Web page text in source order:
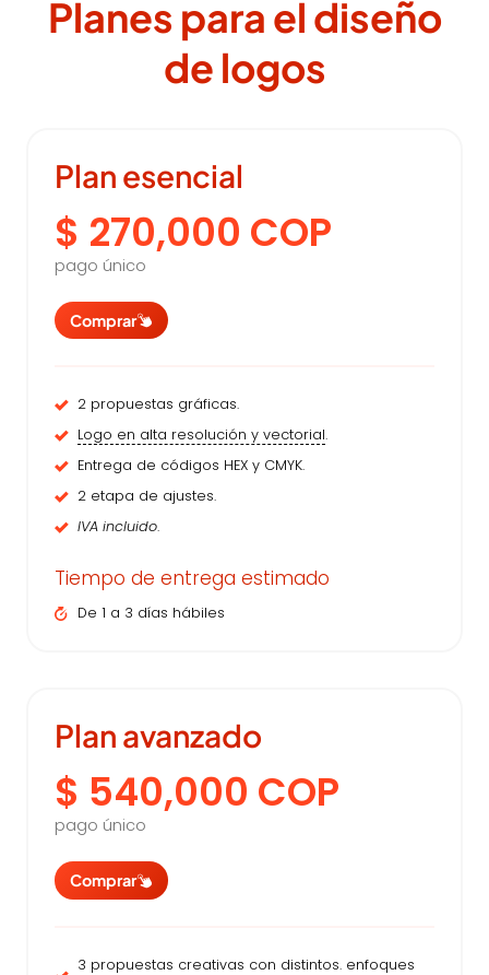
Planes para el diseño
de logos
Plan esencial
$ 270,000 COP
pago único
Comprar
2 propuestas gráficas.
Logo en alta resolución y vectorial.
Entrega de códigos HEX y CMYK.
2 etapa de ajustes.
IVA incluido.
Tiempo de entrega estimado
De 1 a 3 días hábiles
Plan avanzado
$ 540,000 COP
pago único
Comprar
3 propuestas creativas con distintos. enfoques